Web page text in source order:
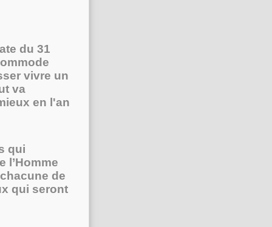
du 31
vivre un
va
en l'an
qui
l’Homme
de
qui seront